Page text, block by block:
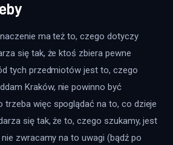
ma też to, czego dotyczy
się tak, że ktoś zbiera pewne
tych przedmiotów jest to, czego
Kraków, nie powinno być
trzeba więc spoglądać na to, co dzieje
się tak, że to, czego szukamy, jest
zwracamy na to uwagi (bądź po